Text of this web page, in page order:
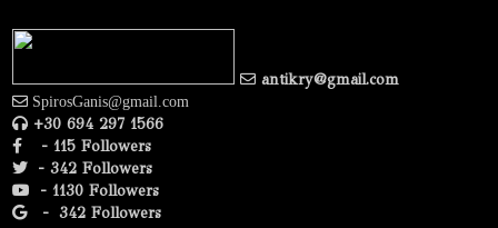
antikry@gmail.com
SpirosGanis@gmail.com
+30 694 297 1566
- 115 Followers
- 342 Followers
- 1130 Followers
- 342 Followers